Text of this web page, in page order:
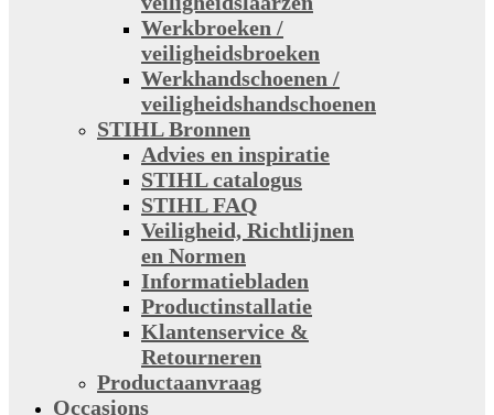
Werkbroeken /
veiligheidsbroeken
Werkhandschoenen /
veiligheidshandschoenen
STIHL Bronnen
Advies en inspiratie
STIHL catalogus
STIHL FAQ
Veiligheid, Richtlijnen
en Normen
Informatiebladen
Productinstallatie
Klantenservice &
Retourneren
Productaanvraag
Occasions